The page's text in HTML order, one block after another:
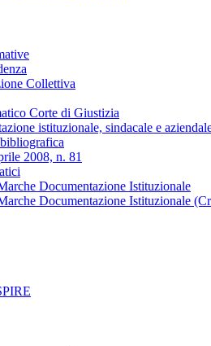
Collettiva
Corte di Giustizia
istituzionale, sindacale e
2008, n. 81
Documentazione Istituzionale
Documentazione Istituzionale